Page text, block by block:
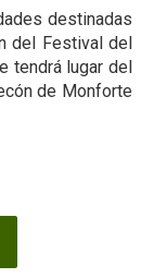
destinadas
del Festival del
tendrá lugar del
de Monforte